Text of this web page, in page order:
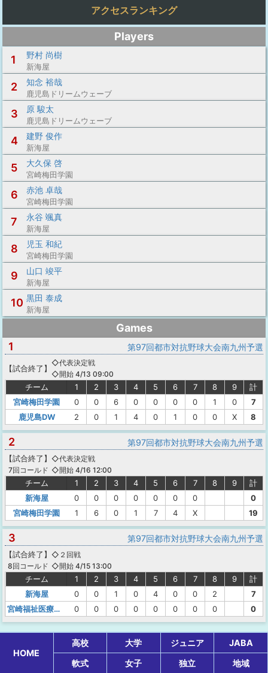
アクセスランキング
Players
1
野村 尚樹
新海屋
2 知念 裕哉
鹿児島ドリームウェーブ
3 原 駿太
鹿児島ドリームウェーブ
4 建野 俊作
新海屋
5 大久保 啓
宮崎梅田学園
6 赤池 卓哉
宮崎梅田学園
7 永谷 颯真
新海屋
8 児玉 和紀
宮崎梅田学園
9 山口 竣平
新海屋
10 黒田 泰成
新海屋
Games
1
第97回都市対抗野球大会南九州予選
【試合終了 】
◇代表決定戦
◇開始 4/13 09:00
チーム 1 2 3 4 5 6 7 8 9
計
宮崎梅田学園
0 0 6 0 0 0 0 1 0
7
鹿児島DW
2 0 1 4 0 1 0 0 X 8
2 第97回都市対抗野球大会南九州予選
【試合終了 】
7回コールド
◇代表決定戦
◇開始 4/16 12:00
チーム 1 2 3 4 5 6 7 8 9
計
新海屋
0 0 0 0 0 0 0
0
宮崎梅田学園
1 6 0 1 7 4 X 19
3 第97回都市対抗野球大会南九州予選
【試合終了 】
8回コールド
◇２回戦
◇開始 4/15 13:00
チーム 1 2 3 4 5 6 7 8 9
計
新海屋
0 0 1 0 4 0 0 2
7
宮崎福祉医療カレッジ
0 0 0 0 0 0 0 0 0
HOME
高校 大学 ジュニア
JABA
軟式
女子 独立 地域